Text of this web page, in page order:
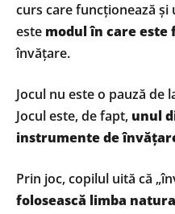
curs care funcționează
este modul în care este
învățare.
Jocul nu este o pauză de
Jocul este, de fapt, unul
instrumente de
Prin joc, copilul uită că
folosească limba